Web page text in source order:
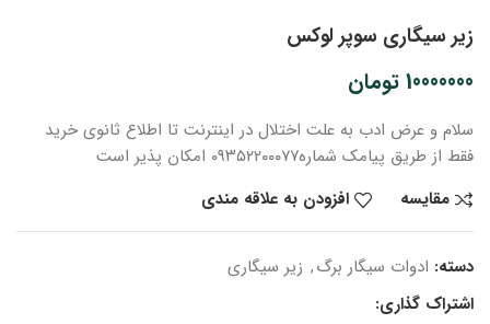
زیر سیگاری سوپر لوکس
10000000 تومان
سلام و عرض ادب به علت اختلال در اینترنت تا اطلاع ثانوی خرید
فقط از طریق پیامک شماره۰۹۳۵۲۲۰۰۰۷۷ امکان پذیر است
مقایسه
افزودن به علاقه مندی
دسته: ادوات سیگار برگ, زیر سیگاری
اشتراک گذاری: